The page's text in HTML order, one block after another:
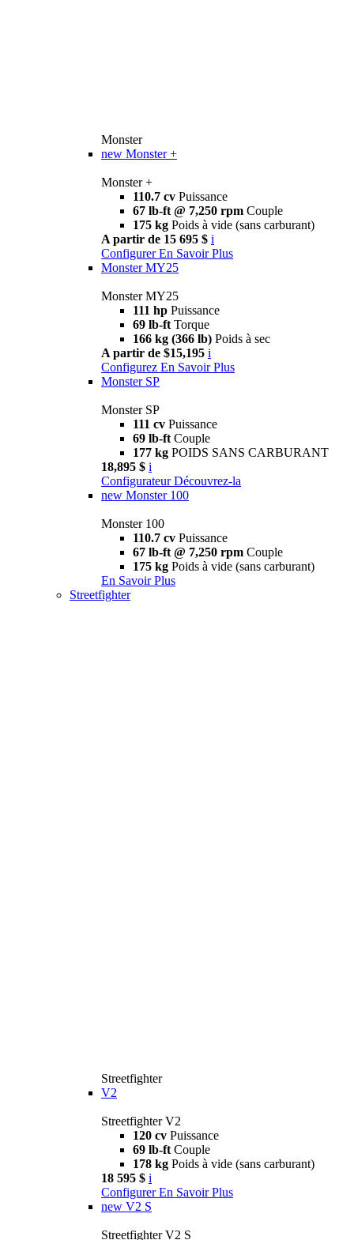
Monster
new Monster +
Monster +
110.7 cv Puissance
67 lb-ft @ 7,250 rpm Couple
175 kg Poids à vide (sans carburant)
A partir de 15 695 $ i
Configurer En Savoir Plus
Monster MY25
Monster MY25
111 hp Puissance
69 lb-ft Torque
166 kg (366 lb) Poids à sec
A partir de $15,195 i
Configurez En Savoir Plus
Monster SP
Monster SP
111 cv Puissance
69 lb-ft Couple
177 kg POIDS SANS CARBURANT
18,895 $ i
Configurateur Découvrez-la
new Monster 100
Monster 100
110.7 cv Puissance
67 lb-ft @ 7,250 rpm Couple
175 kg Poids à vide (sans carburant)
En Savoir Plus
Streetfighter
Streetfighter
V2
Streetfighter V2
120 cv Puissance
69 lb-ft Couple
178 kg Poids à vide (sans carburant)
18 595 $ i
Configurer En Savoir Plus
new V2 S
Streetfighter V2 S